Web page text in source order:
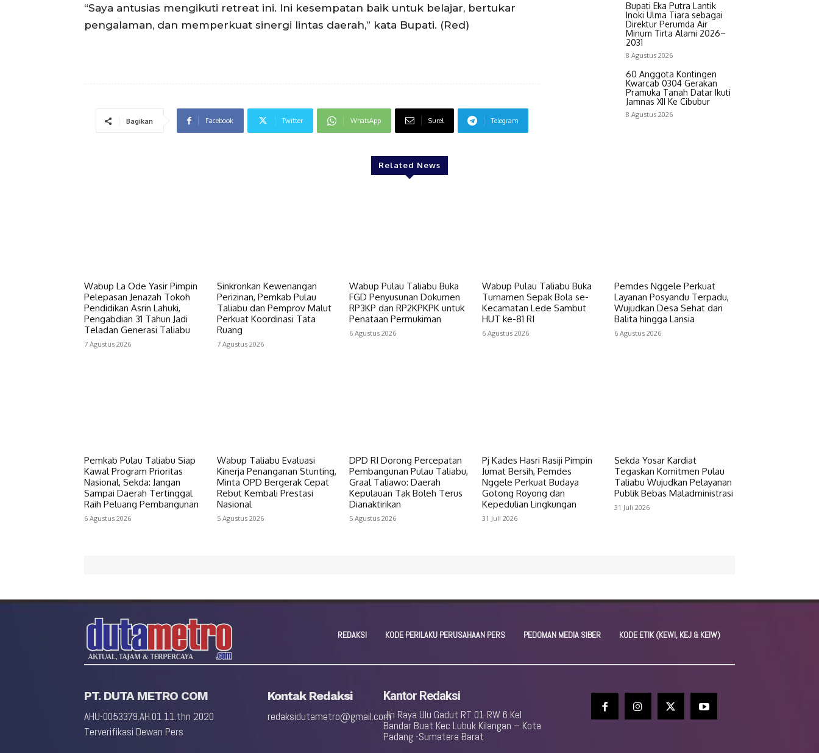
“Saya antusias mengikuti retreat ini. Ini kesempatan baik untuk belajar, bertukar
pengalaman, dan memperkuat sinergi lintas daerah,” kata Bupati. (Red)
Bagikan Facebook Twitter WhatsApp Surel Telegram
Bupati Eka Putra Lantik
Inoki Ulma Tiara sebagai
Direktur Perumda Air
Minum Tirta Alami 2026–
2031
8 Agustus 2026
60 Anggota Kontingen
Kwarcab 0304 Gerakan
Pramuka Tanah Datar Ikuti
Jamnas XII Ke Cibubur
8 Agustus 2026
Related News
Wabup La Ode Yasir Pimpin
Pelepasan Jenazah Tokoh
Pendidikan Asrin Lahuki,
Pengabdian 31 Tahun Jadi
Teladan Generasi Taliabu
7 Agustus 2026
Sinkronkan Kewenangan
Perizinan, Pemkab Pulau
Taliabu dan Pemprov Malut
Perkuat Koordinasi Tata
Ruang
7 Agustus 2026
Wabup Pulau Taliabu Buka
FGD Penyusunan Dokumen
RP3KP dan RP2KPKPK untuk
Penataan Permukiman
6 Agustus 2026
Wabup Pulau Taliabu Buka
Turnamen Sepak Bola se-
Kecamatan Lede Sambut
HUT ke-81 RI
6 Agustus 2026
Pemdes Nggele Perkuat
Layanan Posyandu Terpadu,
Wujudkan Desa Sehat dari
Balita hingga Lansia
6 Agustus 2026
Pemkab Pulau Taliabu Siap
Kawal Program Prioritas
Nasional, Sekda: Jangan
Sampai Daerah Tertinggal
Raih Peluang Pembangunan
6 Agustus 2026
Wabup Taliabu Evaluasi
Kinerja Penanganan Stunting,
Minta OPD Bergerak Cepat
Rebut Kembali Prestasi
Nasional
5 Agustus 2026
DPD RI Dorong Percepatan
Pembangunan Pulau Taliabu,
Graal Taliawo: Daerah
Kepulauan Tak Boleh Terus
Dianaktirikan
5 Agustus 2026
Pj Kades Hasri Rasiji Pimpin
Jumat Bersih, Pemdes
Nggele Perkuat Budaya
Gotong Royong dan
Kepedulian Lingkungan
31 Juli 2026
Sekda Yosar Kardiat
Tegaskan Komitmen Pulau
Taliabu Wujudkan Pelayanan
Publik Bebas Maladministrasi
31 Juli 2026
REDAKSI KODE PERILAKU PERUSAHAAN PERS PEDOMAN MEDIA SIBER KODE ETIK (KEWI, KEJ & KEIW)
PT. DUTA METRO COM
AHU-0053379.AH.01.11.thn 2020
Terverifikasi Dewan Pers
Kontak Redaksi
redaksidutametro@gmail.com
Kantor Redaksi
Jln Raya Ulu Gadut RT 01 RW 6 Kel
Bandar Buat Kec Lubuk Kilangan – Kota
Padang -Sumatera Barat